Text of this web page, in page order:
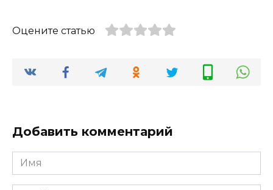
Оцените статью
Добавить комментарий
Имя
*